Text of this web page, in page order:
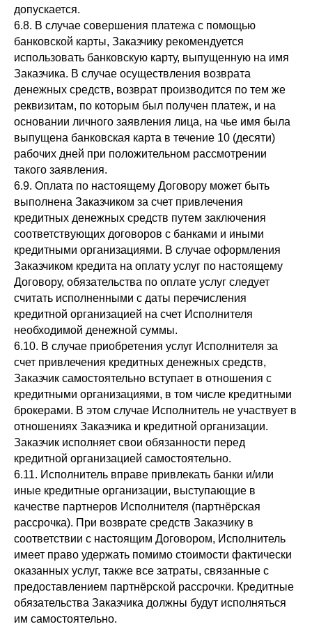
допускается.
6.8. В случае совершения платежа с помощью
банковской карты, Заказчику рекомендуется
использовать банковскую карту, выпущенную на имя
Заказчика. В случае осуществления возврата
денежных средств, возврат производится по тем же
реквизитам, по которым был получен платеж, и на
основании личного заявления лица, на чье имя была
выпущена банковская карта в течение 10 (десяти)
рабочих дней при положительном рассмотрении
такого заявления.
6.9. Оплата по настоящему Договору может быть
выполнена Заказчиком за счет привлечения
кредитных денежных средств путем заключения
соответствующих договоров с банками и иными
кредитными организациями. В случае оформления
Заказчиком кредита на оплату услуг по настоящему
Договору, обязательства по оплате услуг следует
считать исполненными с даты перечисления
кредитной организацией на счет Исполнителя
необходимой денежной суммы.
6.10. В случае приобретения услуг Исполнителя за
счет привлечения кредитных денежных средств,
Заказчик самостоятельно вступает в отношения с
кредитными организациями, в том числе кредитными
брокерами. В этом случае Исполнитель не участвует в
отношениях Заказчика и кредитной организации.
Заказчик исполняет свои обязанности перед
кредитной организацией самостоятельно.
6.11. Исполнитель вправе привлекать банки и/или
иные кредитные организации, выступающие в
качестве партнеров Исполнителя (партнёрская
рассрочка). При возврате средств Заказчику в
соответствии с настоящим Договором, Исполнитель
имеет право удержать помимо стоимости фактически
оказанных услуг, также все затраты, связанные с
предоставлением партнёрской рассрочки. Кредитные
обязательства Заказчика должны будут исполняться
им самостоятельно.